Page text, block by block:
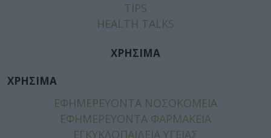
TIPS
HEALTH TALKS
ΧΡΗΣΙΜΑ
ΧΡΗΣΙΜΑ
ΕΦΗΜΕΡΕΥΟΝΤΑ ΝΟΣΟΚΟΜΕΙΑ
ΕΦΗΜΕΡΕΥΟΝΤΑ ΦΑΡΜΑΚΕΙΑ
ΕΓΚΥΚΛΟΠΑΙΔΕΙΑ ΥΓΕΙΑΣ